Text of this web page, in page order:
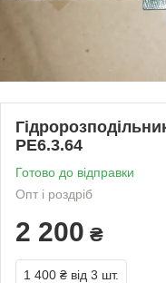
РЕ6.3.64
Готово до відправки
Опт і роздріб
2 200 ₴
1 400 ₴ від 3 шт.